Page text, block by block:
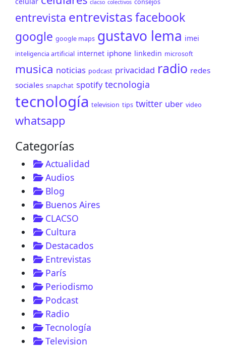
clacso colectivos consejos
entrevista entrevistasfacebook
google google maps gustavo lema imei
inteligencia artificial internet iphone linkedin microsoft
musica noticias podcast privacidad radio redes
sociales snapchat spotify tecnologia
tecnología television tips twitter uber video
whatsapp
Categorías
Actualidad
Audios
Blog
Buenos Aires
CLACSO
Cultura
Destacados
Entrevistas
París
Periodismo
Podcast
Radio
Tecnología
Television